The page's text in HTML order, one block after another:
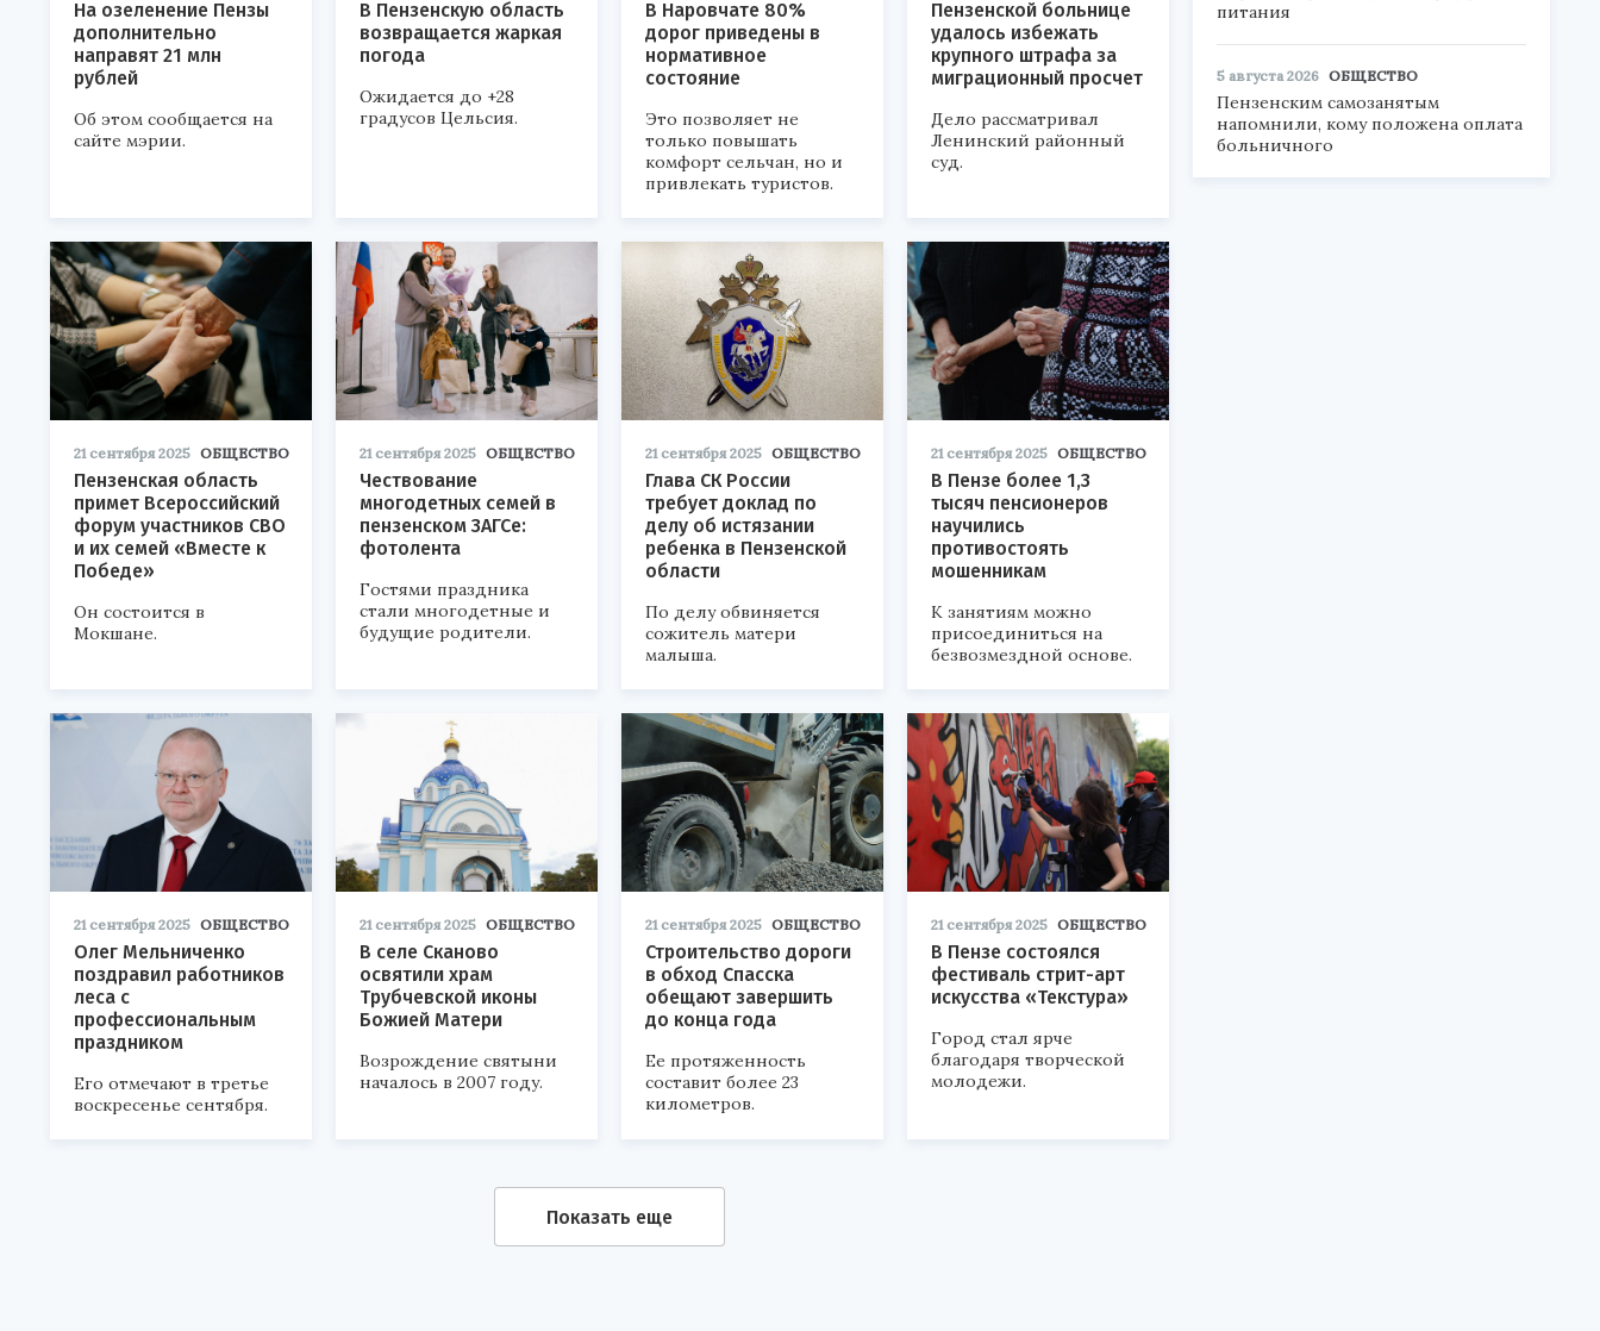
На озеленение Пензы
дополнительно
направят 21 млн
рублей
Об этом сообщается на
сайте мэрии.
В Пензенскую область
возвращается жаркая
погода
Ожидается до +28
градусов Цельсия.
В Наровчате 80%
дорог приведены в
нормативное
состояние
Это позволяет не
только повышать
комфорт сельчан, но и
привлекать туристов.
Пензенской больнице
удалось избежать
крупного штрафа за
миграционный просчет
Дело рассматривал
Ленинский районный
суд.
21 сентября 2025 ОБЩЕСТВО
Пензенская область
примет Всероссийский
форум участников СВО
и их семей «Вместе к
Победе»
Он состоится в
Мокшане.
21 сентября 2025 ОБЩЕСТВО
Чествование
многодетных семей в
пензенском ЗАГСе:
фотолента
Гостями праздника
стали многодетные и
будущие родители.
21 сентября 2025 ОБЩЕСТВО
Глава СК России
требует доклад по
делу об истязании
ребенка в Пензенской
области
По делу обвиняется
сожитель матери
малыша.
21 сентября 2025 ОБЩЕСТВО
В Пензе более 1,3
тысяч пенсионеров
научились
противостоять
мошенникам
К занятиям можно
присоединиться на
безвозмездной основе.
21 сентября 2025 ОБЩЕСТВО
Олег Мельниченко
поздравил работников
леса с
профессиональным
праздником
Его отмечают в третье
воскресенье сентября.
21 сентября 2025 ОБЩЕСТВО
В селе Сканово
освятили храм
Трубчевской иконы
Божией Матери
Возрождение святыни
началось в 2007 году.
21 сентября 2025 ОБЩЕСТВО
Строительство дороги
в обход Спасска
обещают завершить
до конца года
Ее протяженность
составит более 23
километров.
21 сентября 2025 ОБЩЕСТВО
В Пензе состоялся
фестиваль стрит-арт
искусства «Текстура»
Город стал ярче
благодаря творческой
молодежи.
Показать еще
питания
5 августа 2026 ОБЩЕСТВО
Пензенским самозанятым
напомнили, кому положена оплата
больничного